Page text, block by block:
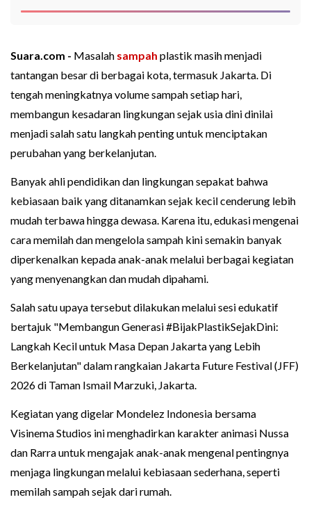
Suara.com - Masalah sampah plastik masih menjadi
tantangan besar di berbagai kota, termasuk Jakarta. Di
tengah meningkatnya volume sampah setiap hari,
membangun kesadaran lingkungan sejak usia dini dinilai
menjadi salah satu langkah penting untuk menciptakan
perubahan yang berkelanjutan.
Banyak ahli pendidikan dan lingkungan sepakat bahwa
kebiasaan baik yang ditanamkan sejak kecil cenderung lebih
mudah terbawa hingga dewasa. Karena itu, edukasi mengenai
cara memilah dan mengelola sampah kini semakin banyak
diperkenalkan kepada anak-anak melalui berbagai kegiatan
yang menyenangkan dan mudah dipahami.
Salah satu upaya tersebut dilakukan melalui sesi edukatif
bertajuk "Membangun Generasi #BijakPlastikSejakDini:
Langkah Kecil untuk Masa Depan Jakarta yang Lebih
Berkelanjutan" dalam rangkaian Jakarta Future Festival (JFF)
2026 di Taman Ismail Marzuki, Jakarta.
Kegiatan yang digelar Mondelez Indonesia bersama
Visinema Studios ini menghadirkan karakter animasi Nussa
dan Rarra untuk mengajak anak-anak mengenal pentingnya
menjaga lingkungan melalui kebiasaan sederhana, seperti
memilah sampah sejak dari rumah.